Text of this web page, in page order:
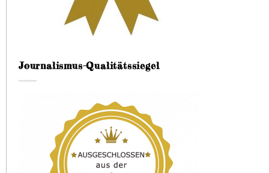
Journalismus-Qualitätssiegel